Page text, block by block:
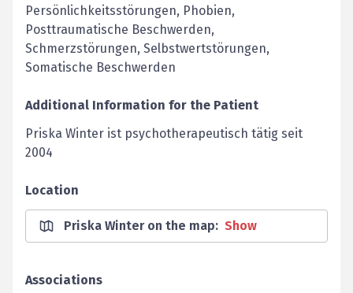
Persönlichkeitsstörungen, Phobien,
Posttraumatische Beschwerden,
Schmerzstörungen, Selbstwertstörungen,
Somatische Beschwerden
Additional Information for the Patient
Priska Winter ist psychotherapeutisch tätig seit
2004
Location
Priska Winter on the map: Show
Associations